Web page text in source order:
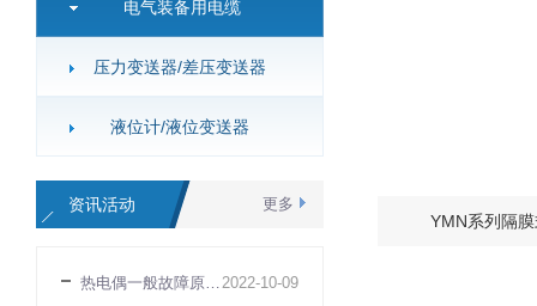
电气装备用电缆
压力变送器/差压变送器
液位计/液位变送器
更多
资讯活动
2022-10-09
热电偶一般故障原因和处理方法
YMN系列隔